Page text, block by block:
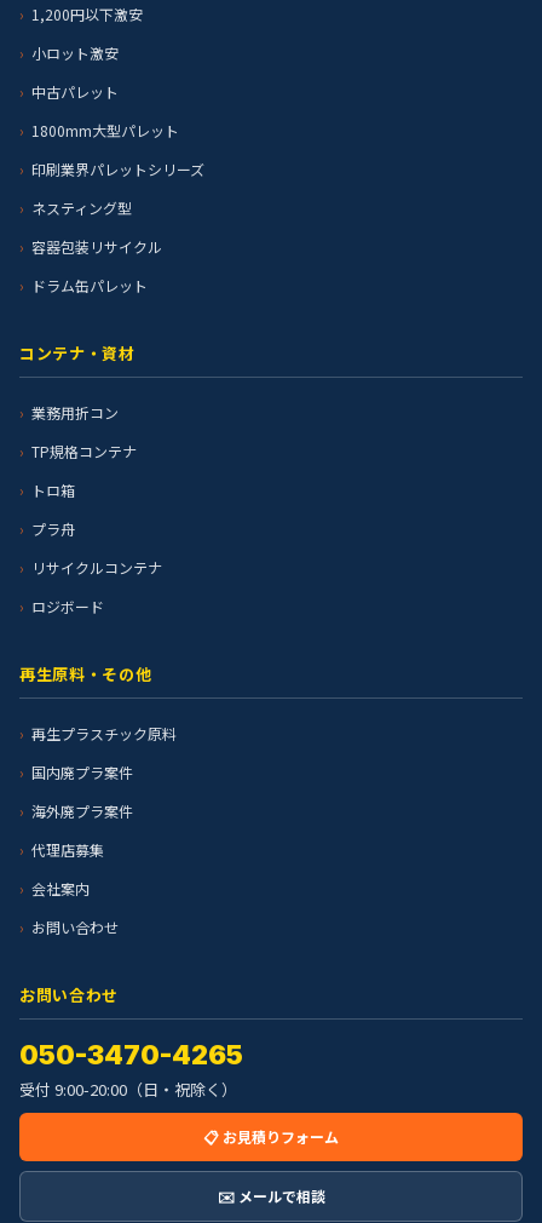
1,200円以下激安
小ロット激安
中古パレット
1800mm大型パレット
印刷業界パレットシリーズ
ネスティング型
容器包装リサイクル
ドラム缶パレット
コンテナ・資材
業務用折コン
TP規格コンテナ
トロ箱
プラ舟
リサイクルコンテナ
ロジボード
再生原料・その他
再生プラスチック原料
国内廃プラ案件
海外廃プラ案件
代理店募集
会社案内
お問い合わせ
お問い合わせ
050-3470-4265
受付 9:00-20:00（日・祝除く）
📋 お見積りフォーム
✉️ メールで相談